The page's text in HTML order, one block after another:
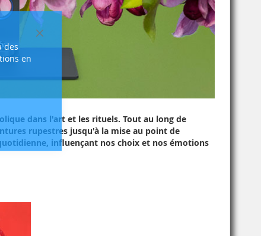
Fermer
des
en
dans l'art et les rituels. Tout au long de
rupestres jusqu'à la mise au point de
influençant nos choix et nos émotions